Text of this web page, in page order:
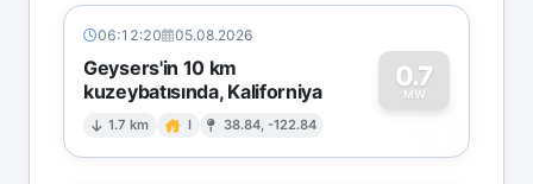
06:12:20 05.08.2026
Geysers'in 10 km
kuzeybatısında, Kaliforniya
1.7 km I 38.84, -122.84
0.7
MW
0